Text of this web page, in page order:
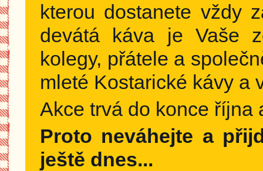
kterou dostanete vždy
devátá káva je Vaše
kolegy, přátele a
mleté Kostarické kávy a
Akce trvá do konce
Proto neváhejte a
ještě dnes...